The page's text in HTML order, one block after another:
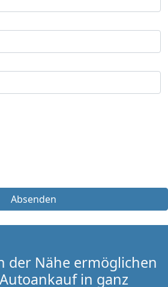
Absenden
der Nähe ermöglichen
in ganz